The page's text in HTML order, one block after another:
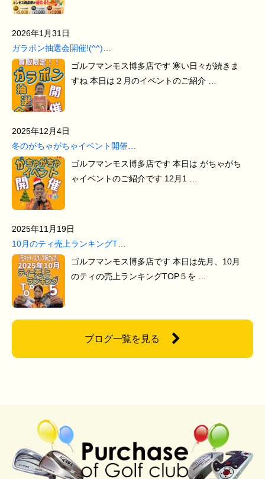
2026年1月31日
ガラポン抽選会開催!(^^)…
ゴルフマンモス博多店です 寒い日々が続きま
すね 本日は２月のイベントのご紹介 …
2025年12月4日
冬のがちゃがちゃイベント開催…
ゴルフマンモス博多店です 本日は がちゃがち
ゃイベントのご紹介です 12月1 …
2025年11月19日
10月のティ売上ランキングT…
ゴルフマンモス博多店です 本日は先月、10月
のティの売上ランキングTOP５を …
ブログ一覧を見る